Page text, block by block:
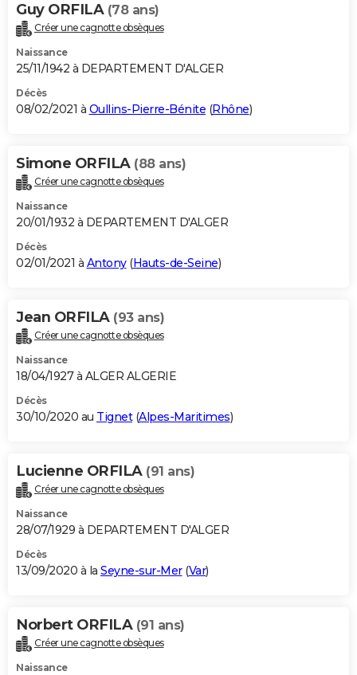
Guy ORFILA (78 ans)
Créer une cagnotte obsèques
Naissance
25/11/1942 à DEPARTEMENT D'ALGER
Décès
08/02/2021 à Oullins-Pierre-Bénite (Rhône)
Simone ORFILA (88 ans)
Créer une cagnotte obsèques
Naissance
20/01/1932 à DEPARTEMENT D'ALGER
Décès
02/01/2021 à Antony(Hauts-de-Seine)
Jean ORFILA (93 ans)
Créer une cagnotte obsèques
Naissance
18/04/1927 à ALGER ALGERIE
Décès
30/10/2020 au Tignet(Alpes-Maritimes)
Lucienne ORFILA (91 ans)
Créer une cagnotte obsèques
Naissance
28/07/1929 à DEPARTEMENT D'ALGER
Décès
13/09/2020 à la Seyne-sur-Mer(Var)
Norbert ORFILA (91 ans)
Créer une cagnotte obsèques
Naissance